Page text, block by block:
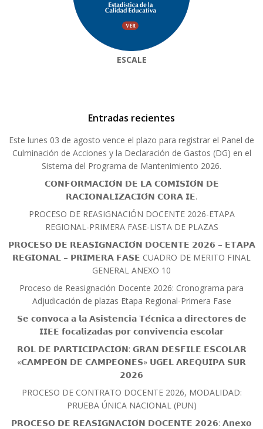
ESCALE
Entradas recientes
Este lunes 03 de agosto vence el plazo para registrar el Panel de
Culminación de Acciones y la Declaración de Gastos (DG) en el
Sistema del Programa de Mantenimiento 2026.
𝗖𝗢𝗡𝗙𝗢𝗥𝗠𝗔𝗖𝗜𝗢́𝗡 𝗗𝗘 𝗟𝗔 𝗖𝗢𝗠𝗜𝗦𝗜𝗢́𝗡 𝗗𝗘
𝗥𝗔𝗖𝗜𝗢𝗡𝗔𝗟𝗜𝗭𝗔𝗖𝗜𝗢́𝗡 𝗖𝗢𝗥𝗔 𝗜𝗘.
PROCESO DE REASIGNACIÓN DOCENTE 2026-ETAPA
REGIONAL-PRIMERA FASE-LISTA DE PLAZAS
𝗣𝗥𝗢𝗖𝗘𝗦𝗢 𝗗𝗘 𝗥𝗘𝗔𝗦𝗜𝗚𝗡𝗔𝗖𝗜𝗢́𝗡 𝗗𝗢𝗖𝗘𝗡𝗧𝗘 𝟮𝟬𝟮𝟲 – 𝗘𝗧𝗔𝗣𝗔
𝗥𝗘𝗚𝗜𝗢𝗡𝗔𝗟 – 𝗣𝗥𝗜𝗠𝗘𝗥𝗔 𝗙𝗔𝗦𝗘 CUADRO DE MERITO FINAL
GENERAL ANEXO 10
Proceso de Reasignación Docente 2026: Cronograma para
Adjudicación de plazas Etapa Regional-Primera Fase
𝗦𝗲 𝗰𝗼𝗻𝘃𝗼𝗰𝗮 𝗮 𝗹𝗮 𝗔𝘀𝗶𝘀𝘁𝗲𝗻𝗰𝗶𝗮 𝗧𝗲́𝗰𝗻𝗶𝗰𝗮 𝗮 𝗱𝗶𝗿𝗲𝗰𝘁𝗼𝗿𝗲𝘀 𝗱𝗲
𝗜𝗜𝗘𝗘 𝗳𝗼𝗰𝗮𝗹𝗶𝘇𝗮𝗱𝗮𝘀 𝗽𝗼𝗿 𝗰𝗼𝗻𝘃𝗶𝘃𝗲𝗻𝗰𝗶𝗮 𝗲𝘀𝗰𝗼𝗹𝗮𝗿
𝗥𝗢𝗟 𝗗𝗘 𝗣𝗔𝗥𝗧𝗜𝗖𝗜𝗣𝗔𝗖𝗜𝗢́𝗡: 𝗚𝗥𝗔𝗡 𝗗𝗘𝗦𝗙𝗜𝗟𝗘 𝗘𝗦𝗖𝗢𝗟𝗔𝗥
«𝗖𝗔𝗠𝗣𝗘𝗢́𝗡 𝗗𝗘 𝗖𝗔𝗠𝗣𝗘𝗢𝗡𝗘𝗦» 𝗨𝗚𝗘𝗟 𝗔𝗥𝗘𝗤𝗨𝗜𝗣𝗔 𝗦𝗨𝗥
𝟮𝟬𝟮𝟲
PROCESO DE CONTRATO DOCENTE 2026, MODALIDAD:
PRUEBA ÚNICA NACIONAL (PUN)
𝗣𝗥𝗢𝗖𝗘𝗦𝗢 𝗗𝗘 𝗥𝗘𝗔𝗦𝗜𝗚𝗡𝗔𝗖𝗜𝗢́𝗡 𝗗𝗢𝗖𝗘𝗡𝗧𝗘 𝟮𝟬𝟮𝟲: 𝗔𝗻𝗲𝘅𝗼